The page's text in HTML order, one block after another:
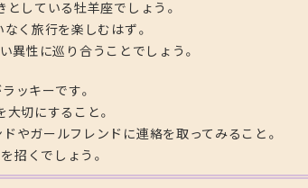
している牡羊座でしょう。
く旅行を楽しむはず。
異性に巡り合うことでしょう。
ッキーです。
切にすること。
やガールフレンドに連絡を取ってみること。
招くでしょう。